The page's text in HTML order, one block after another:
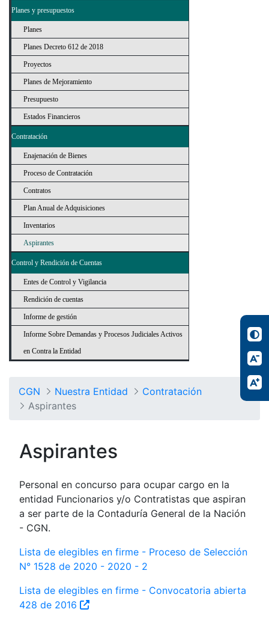
Planes y presupuestos
Planes
Planes Decreto 612 de 2018
Proyectos
Planes de Mejoramiento
Presupuesto
Estados Financieros
Contratación
Enajenación de Bienes
Proceso de Contratación
Contratos
Plan Anual de Adquisiciones
Inventarios
Aspirantes
Control y Rendición de Cuentas
Entes de Control y Vigilancia
Rendición de cuentas
Informe de gestión
Informe Sobre Demandas y Procesos Judiciales Activos
en Contra la Entidad
CGN Nuestra Entidad
Contratación
Aspirantes
Aspirantes
Personal en concurso para ocupar cargo en la
entidad Funcionarios y/o Contratistas que aspiran
a ser parte de la Contaduría General de la Nación
- CGN.
Lista de elegibles en firme - Proceso de Selección
N° 1528 de 2020 - 2020 - 2
Lista de elegibles en firme - Convocatoria abierta
428 de 2016